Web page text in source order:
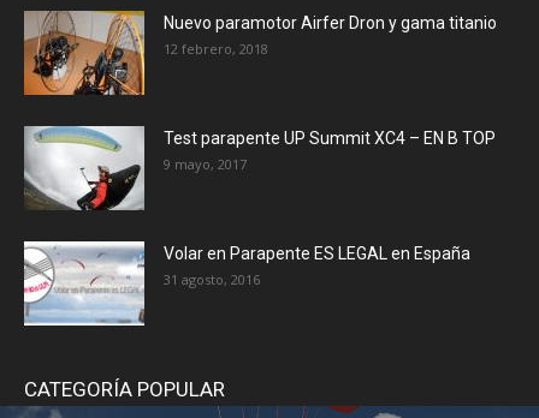
Nuevo paramotor Airfer Dron y gama titanio
12 febrero, 2018
Test parapente UP Summit XC4 – EN B TOP
9 mayo, 2017
Volar en Parapente ES LEGAL en España
31 agosto, 2016
CATEGORÍA POPULAR